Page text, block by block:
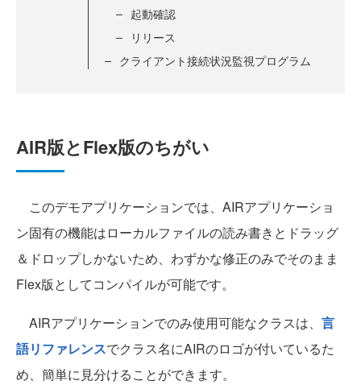
起動確認
リリース
クライアント接続状況監視プログラム
AIR版とFlex版のちがい
このデモアプリケーションでは、AIRアプリケーショ
ン固有の機能はローカルファイルの読み書きとドラッグ
＆ドロップしかないため、わずかな修正のみでそのまま
Flex版としてコンパイルが可能です。
AIRアプリケーションでのみ使用可能なクラスは、 言
語リファレンスでクラス名にAIRのロゴが付いているた
め、簡単に見分けることができます。